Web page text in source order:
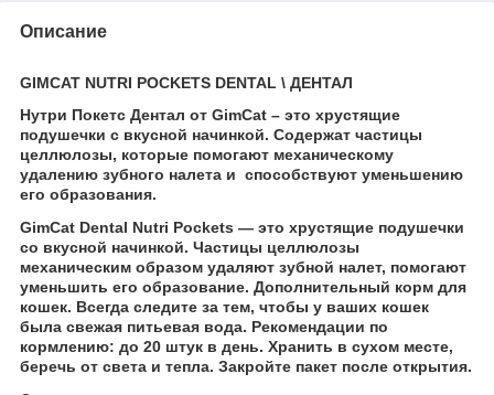
Описание
GIMCAT NUTRI POCKETS DENTAL \ ДЕНТАЛ
Нутри Покетс Дентал от GimCat – это хрустящие
подушечки с вкусной начинкой. Содержат частицы
целлюлозы, которые помогают механическому
удалению зубного налета и способствуют уменьшению
его образования.
GimCat Dental Nutri Pockets — это хрустящие подушечки
со вкусной начинкой. Частицы целлюлозы
механическим образом удаляют зубной налет, помогают
уменьшить его образование. Дополнительный корм для
кошек. Всегда следите за тем, чтобы у ваших кошек
была свежая питьевая вода. Рекомендации по
кормлению: до 20 штук в день. Хранить в сухом месте,
беречь от света и тепла. Закройте пакет после открытия.